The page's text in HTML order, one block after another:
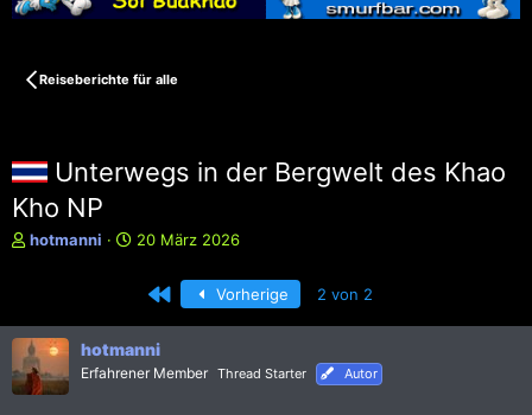
Reiseberichte für alle
Unterwegs in der Bergwelt des Khao
Kho NP
E
e
l
l
e
hotmanni
E
e
l
20 März 2026
Erste Vorherige 2 von 2
hotmanni
Erfahrener Member Thread Starter Autor